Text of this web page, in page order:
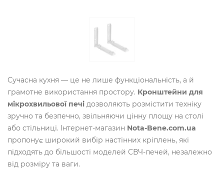
Сучасна кухня — це не лише функціональність, а й
грамотне використання простору. Кронштейни для
мікрохвильової печі дозволяють розмістити техніку
зручно та безпечно, звільняючи цінну площу на столі
або стільниці. Інтернет-магазин Nota-Bene.com.ua
пропонує широкий вибір настінних кріплень, які
підходять до більшості моделей СВЧ-печей, незалежно
від розміру та ваги.